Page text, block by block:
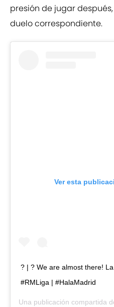
presión de jugar
duelo correspondiente.
Ver esta
? | ? We are almost there!
#RMLiga | #HalaMadrid
Una publicación compartida